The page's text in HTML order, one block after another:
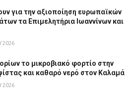
για την αξιοποίηση ευρωπαϊκών
τα Επιμελητήρια Ιωαννίνων και
2026
το μικροβιακό φορτίο στην
και καθαρό νερό στον Καλαμά
2026